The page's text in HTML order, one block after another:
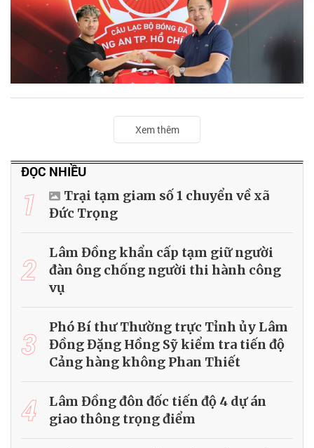
Xem thêm
ĐỌC NHIỀU
1
Trại tạm giam số 1 chuyển về xã
Đức Trọng
2
Lâm Đồng khẩn cấp tạm giữ người
đàn ông chống người thi hành công
vụ
3
Phó Bí thư Thường trực Tỉnh ủy Lâm
Đồng Đặng Hồng Sỹ kiểm tra tiến độ
Cảng hàng không Phan Thiết
4
Lâm Đồng đôn đốc tiến độ 4 dự án
giao thông trọng điểm